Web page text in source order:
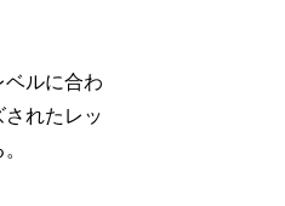
ベルに合わ
れたレッ